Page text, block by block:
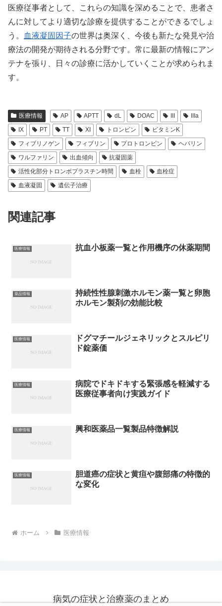
医療従事者として、これらの知識を深めることで、患者さ
んに対してより適切な診療を提供することができるでしょ
う。
血液凝固因子の世界は奥深く、今後も新たな発見や治
療法の開発が期待される分野です。常に最新の情報にアン
テナを張り、日々の診療に活かしていくことが求められま
す。
医療情報 AP APTT dL DOAC
IIIa
IX
PT TT XI トロンビン
ビタミンK
フィブリノゲン
フィブリン プロトロンビン
ヘパリン
ワルファリン
出血傾向
抗凝固薬
活性化部分トロンボプラスチン時間
血栓
血栓症
血液凝固
遺伝子治療
関連記事
医療情報 抗血小板薬一覧と作用機序の休薬期間
薬品情報
持続性性腺刺激ホルモン薬一覧と卵胞
ホルモン製剤の効能比較
医療情報
ドグマチールジェネリックとスルピリ
ド錠薬価
医療情報
病院でドキドキする緊張感を軽減する
医療従事者向け実践ガイド
医療情報 興和医薬品一覧製品特徴解説
医療情報
胆道癌の症状と黄疸や腹部痛の特徴的
な変化
ホーム 医療情報
病気の症状と治療薬のまとめ